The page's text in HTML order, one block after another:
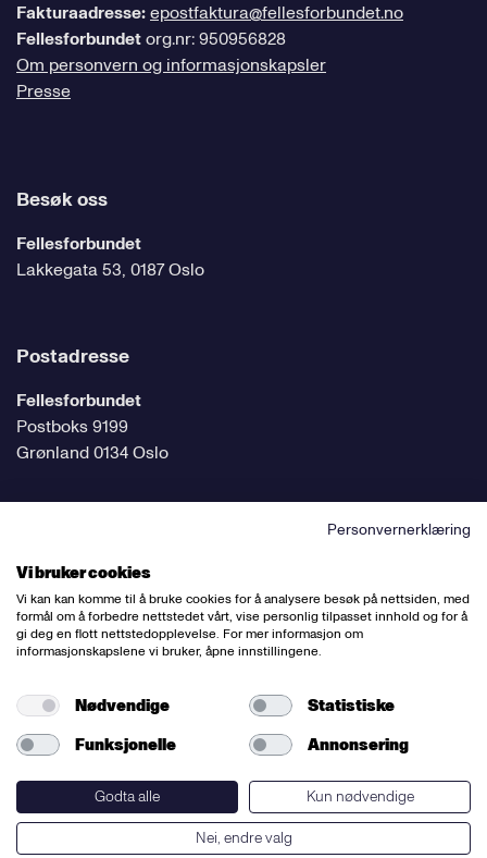
Fakturaadresse:epostfaktura@fellesforbundet.no
Fellesforbundetorg.nr: 950956828
Om personvern og informasjonskapsler
Presse
Besøk oss
Fellesforbundet
Lakkegata 53, 0187 Oslo
Postadresse
Fellesforbundet
Postboks 9199
Grønland 0134 Oslo
Følg oss på sosiale medier
Nettredaktør:Willy Bergsnov
Varsling og etiske retningslinjer
Redegjørelse etter åpenhetsloven
Personvernerklæring
Vi bruker cookies
Vi kan kan komme til å bruke cookies for å analysere besøk på nettsiden, med
formål om å forbedre nettstedet vårt, vise personlig tilpasset innhold og for å
gi deg en flott nettstedopplevelse. For mer informasjon om
informasjonskapslene vi bruker, åpne innstillingene.
Nødvendige
Statistiske
Funksjonelle
Annonsering
Godta alle
Kun nødvendige
Nei, endre valg